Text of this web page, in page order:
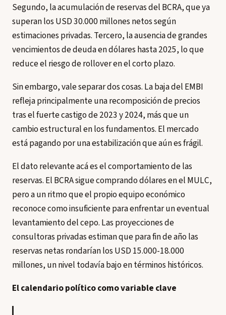
Segundo, la acumulación de reservas del BCRA, que ya
superan los USD 30.000 millones netos según
estimaciones privadas. Tercero, la ausencia de grandes
vencimientos de deuda en dólares hasta 2025, lo que
reduce el riesgo de rollover en el corto plazo.
Sin embargo, vale separar dos cosas. La baja del EMBI
refleja principalmente una recomposición de precios
tras el fuerte castigo de 2023 y 2024, más que un
cambio estructural en los fundamentos. El mercado
está pagando por una estabilización que aún es frágil.
El dato relevante acá es el comportamiento de las
reservas. El BCRA sigue comprando dólares en el MULC,
pero a un ritmo que el propio equipo económico
reconoce como insuficiente para enfrentar un eventual
levantamiento del cepo. Las proyecciones de
consultoras privadas estiman que para fin de año las
reservas netas rondarían los USD 15.000-18.000
millones, un nivel todavía bajo en términos históricos.
El calendario político como variable clave